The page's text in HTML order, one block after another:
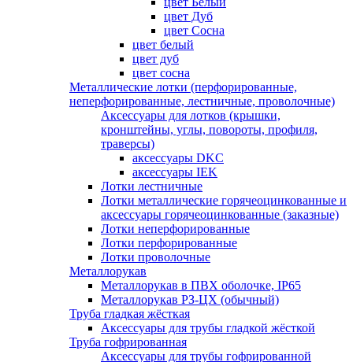
цвет Дуб
цвет Сосна
цвет белый
цвет дуб
цвет сосна
Металлические лотки (перфорированные,
неперфорированные, лестничные, проволочные)
Аксессуары для лотков (крышки,
кронштейны, углы, повороты, профиля,
траверсы)
аксессуары DKC
аксессуары IEK
Лотки лестничные
Лотки металлические горячеоцинкованные и
аксессуары горячеоцинкованные (заказные)
Лотки неперфорированные
Лотки перфорированные
Лотки проволочные
Металлорукав
Металлорукав в ПВХ оболочке, IP65
Металлорукав РЗ-ЦХ (обычный)
Труба гладкая жёсткая
Аксессуары для трубы гладкой жёсткой
Труба гофрированная
Аксессуары для трубы гофрированной